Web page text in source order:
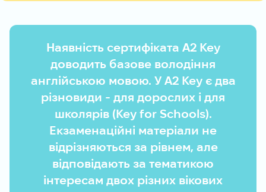
Наявність сертифіката A2 Key
доводить базове володіння
англійською мовою. У A2 Key є два
різновиди - для дорослих і для
школярів (Key for Schools).
Екзаменаційні матеріали не
відрізняються за рівнем, але
відповідають за тематикою
інтересам двох різних вікових